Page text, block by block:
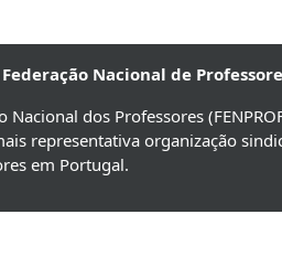
Federação Nacional de
Nacional dos Professores
representativa organização
em Portugal.